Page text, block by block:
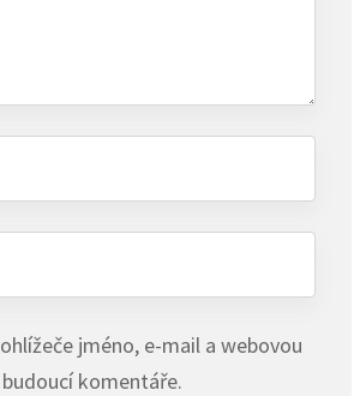
jméno, e-mail a webovou
komentáře.